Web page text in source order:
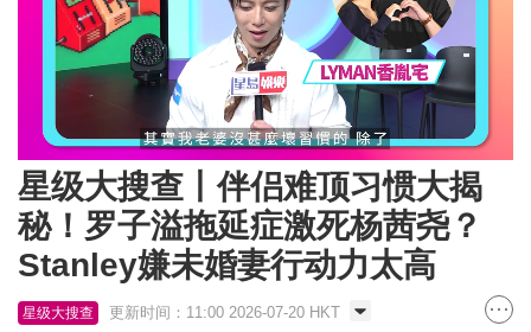
Unmute Loaded:
20.84%
星级大搜查丨伴侣难顶习惯大揭
秘！罗子溢拖延症激死杨茜尧？
Stanley嫌未婚妻行动力太高
星级大搜查 更新时间：11:00 2026-07-20 HKT